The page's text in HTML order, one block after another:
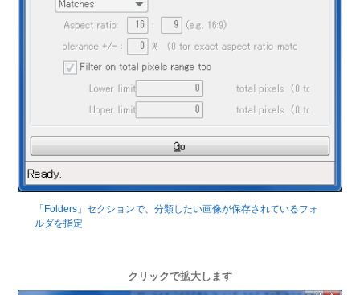
「Folders」セクションで、分類したい画像が保存されているフォ
ルダを指定
クリックで拡大します